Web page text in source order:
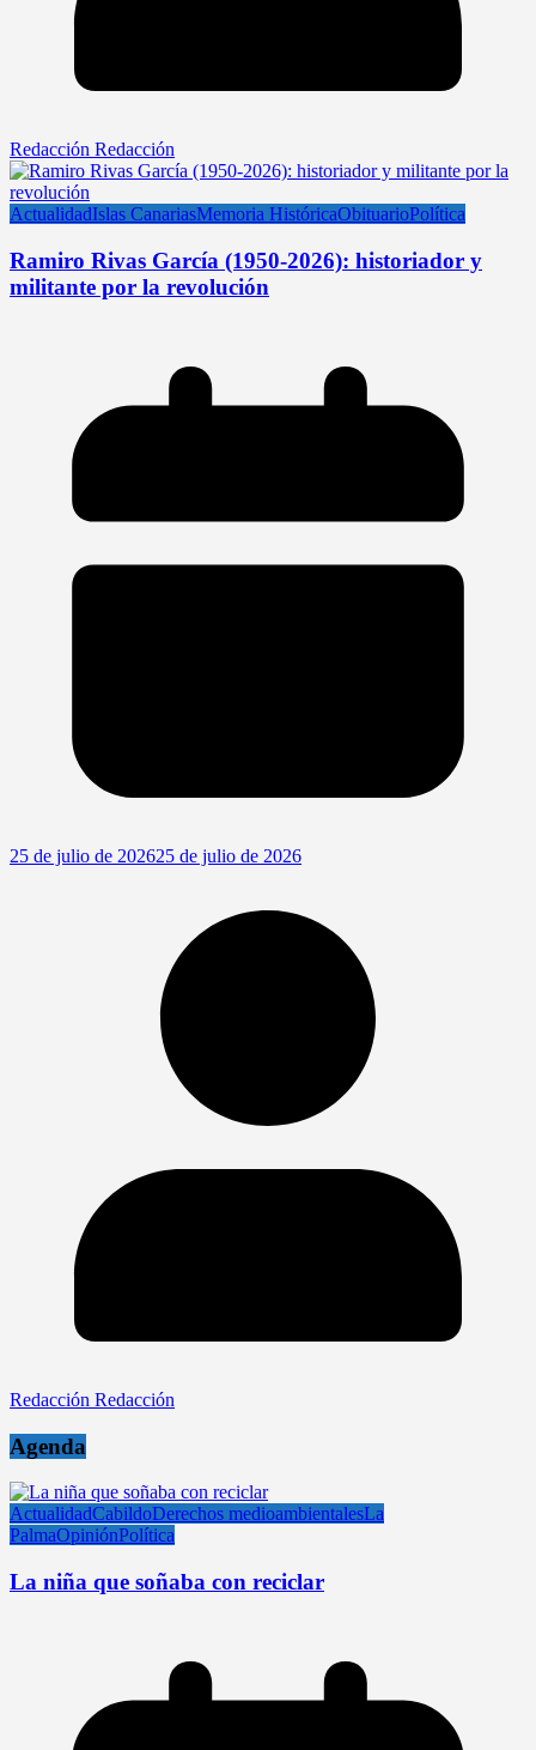
Redacción Redacción
ActualidadIslas CanariasMemoria HistóricaObituarioPolítica
Ramiro Rivas García (1950-2026): historiador y
militante por la revolución
25 de julio de 202625 de julio de 2026
Redacción Redacción
Agenda
ActualidadCabildoDerechos medioambientalesLa
PalmaOpiniónPolítica
La niña que soñaba con reciclar